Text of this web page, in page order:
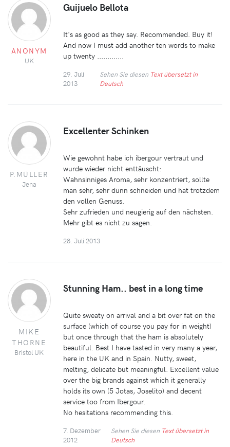
ANONYM
UK
Guijuelo Bellota
It's as good as they say. Recommended. Buy it!
And now I must add another ten words to make
up twenty .............
29. Juli
2013
Sehen Sie diesen Text übersetzt in
Deutsch
P.MÜLLER
Jena
Excellenter Schinken
Wie gewohnt habe ich ibergour vertraut und
wurde wieder nicht enttäuscht:
Wahnsinniges Aroma, sehr konzentriert, sollte
man sehr, sehr dünn schneiden und hat trotzdem
den vollen Genuss.
Sehr zufrieden und neugierig auf den nächsten.
Mehr gibt es nicht zu sagen.
28. Juli 2013
MIKE
THORNE
Bristol UK
Stunning Ham.. best in a long time
Quite sweaty on arrival and a bit over fat on the
surface (which of course you pay for in weight)
but once through that the ham is absolutely
beautiful. Best I have tasted in very many a year,
here in the UK and in Spain. Nutty, sweet,
melting, delicate but meaningful. Excellent value
over the big brands against which it generally
holds its own (5 Jotas, Joselito) and decent
service too from Ibergour.
No hesitations recommending this.
7. Dezember
2012
Sehen Sie diesen Text übersetzt in
Deutsch